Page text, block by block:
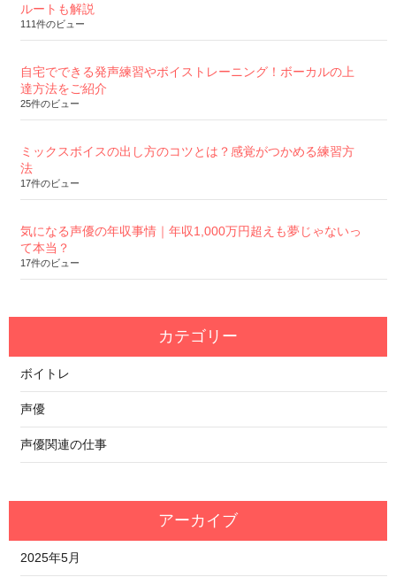
ルートも解説
111件のビュー
自宅でできる発声練習やボイストレーニング！ボーカルの上
達方法をご紹介
25件のビュー
ミックスボイスの出し方のコツとは？感覚がつかめる練習方
法
17件のビュー
気になる声優の年収事情｜年収1,000万円超えも夢じゃないっ
て本当？
17件のビュー
カテゴリー
ボイトレ
声優
声優関連の仕事
アーカイブ
2025年5月